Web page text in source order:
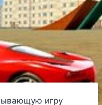
игру